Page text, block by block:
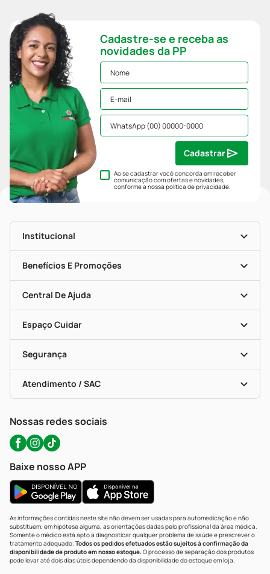
Cadastre-se e receba as
novidades da PP
Ao se cadastrar você concorda em receber
comunicação com ofertas e novidades,
conforme a nossapolítica de privacidade.
Cadastrar
Institucional
História
Nossas Lojas
Mapa De Categorias
Blog Da PP
Seja Uma Loja Parceira
Benefícios E Promoções
Clube PP
Convênios
Programa Popular Do Brasil
Encarte De Ofertas
Dermaclub
Descontos De Laboratório (PBM)
Cupons E Ofertas
Central De Ajuda
Entrega
Recompra Programada
Compras Com Receita
Alomed (tele-Entrega)
Formas De Pagamento
Troca E Devolução
Bulas De A A Z
Políticas De Marketplace
Espaço Cuidar
Vacinas
Serviços Farmacêuticos
Testes Rápidos
Autoteste Covid-19
Segurança
Certificado De Segurança
Portal Da Privacidade
Atendimento / SAC
WhatsApp (47) 9202-1687
Nossas redes sociais
Baixe nosso APP
As informações contidas neste site não devem ser usadas para automedicação e não
substituem, em hipótese alguma, as orientações dadas pelo profissional da área médica.
Somente o médico está apto a diagnosticar qualquer problema de saúde e prescrever o
tratamento adequado. Todos os pedidos efetuados estão sujeitos à confirmação da
disponibilidade de produto em nosso estoque.O processo de separação dos produtos
pode levar até dois dias úteis dependendo da disponibilidade do estoque em loja.